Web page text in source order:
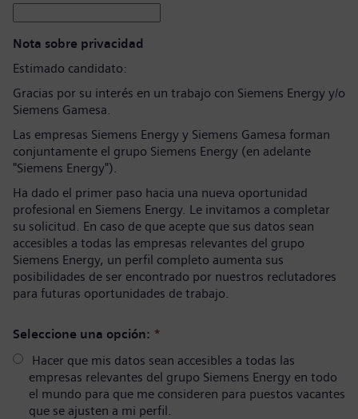
Nota sobre privacidad
Estimado candidato:
Gracias por su interés en un trabajo con Siemens Energy y/o
Siemens Gamesa.
Las empresas Siemens Energy y Siemens Gamesa forman
conjuntamente el grupo Siemens Energy (en adelante
"Siemens Energy").
Ha dado el primer paso hacia una nueva oportunidad
profesional en Siemens Energy. Le invitamos a completar
su solicitud. En caso de que acepte que sus datos sean
accesibles a todas las empresas relevantes del grupo
Siemens Energy, un perfil completo aumenta sus
posibilidades de ser encontrado por nuestros reclutadores
para futuras oportunidades de trabajo.
Seleccione una opción: *
Hacer que mis datos sean accesibles a todas las
empresas relevantes del grupo Siemens Energy en todo
el mundo para que me consideren para puestos vacantes
que se ajusten a mi perfil.